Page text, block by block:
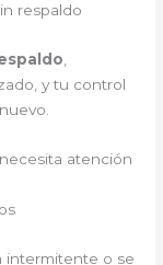
respaldo
y tu control
atención
intermitente o se